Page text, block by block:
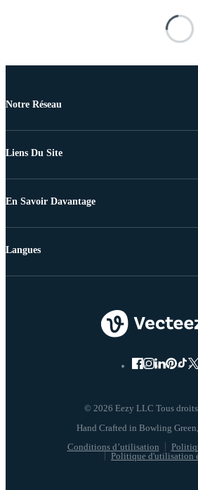
Notre Réseau
Liens Du Site
En Savoir Davantage
© 2026 Eezy LLC Tous droits
Conditions d’utilisation
Politique d'utilisation
Langues